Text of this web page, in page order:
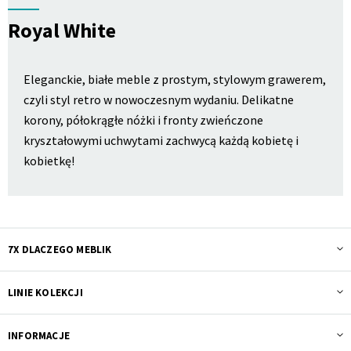
Royal White
Eleganckie, białe meble z prostym, stylowym grawerem,
czyli styl retro w nowoczesnym wydaniu. Delikatne
korony, półokrągłe nóżki i fronty zwieńczone
kryształowymi uchwytami zachwycą każdą kobietę i
kobietkę!
7X DLACZEGO MEBLIK
LINIE KOLEKCJI
INFORMACJE